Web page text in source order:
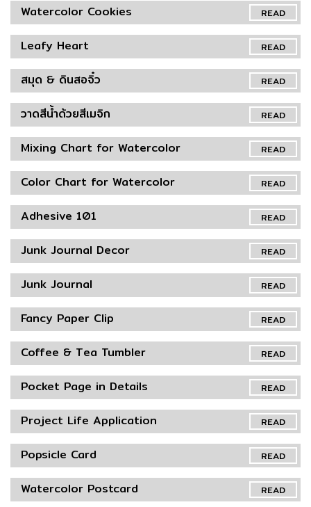
READ
Watercolor Cookies
READ
Leafy Heart
READ
สมุด & ดินสอจิ๋ว
READ
วาดสีน้ำด้วยสีเมจิก
READ
Mixing Chart for Watercolor
READ
Color Chart for Watercolor
READ
Adhesive 101
READ
Junk Journal Decor
READ
Junk Journal
READ
Fancy Paper Clip
READ
Coffee & Tea Tumbler
READ
Pocket Page in Details
READ
Project Life Application
READ
Popsicle Card
READ
Watercolor Postcard